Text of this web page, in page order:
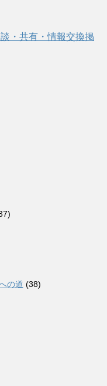
・共有・情報交換掲
の道 (38)